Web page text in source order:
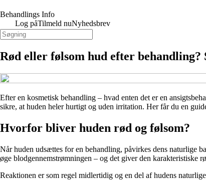
Behandlings Info
Log påTilmeld nuNyhedsbrev
Rød eller følsom hud efter behandling?
Efter en kosmetisk behandling – hvad enten det er en
sikre, at huden heler hurtigt og uden irritation. Her får du en
Hvorfor bliver huden rød og følsom?
Når huden udsættes for en behandling, påvirkes dens naturlige
øge blodgennemstrømningen – og det giver den karakteristiske
Reaktionen er som regel midlertidig og en del af hudens